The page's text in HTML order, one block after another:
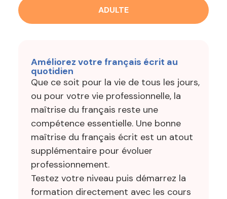
ADULTE
Améliorez votre français écrit au
quotidien
Que ce soit pour la vie de tous les jours,
ou pour votre vie professionnelle, la
maîtrise du français reste une
compétence essentielle. Une bonne
maîtrise du français écrit est un atout
supplémentaire pour évoluer
professionnement.
Testez votre niveau puis démarrez la
formation directement avec les cours